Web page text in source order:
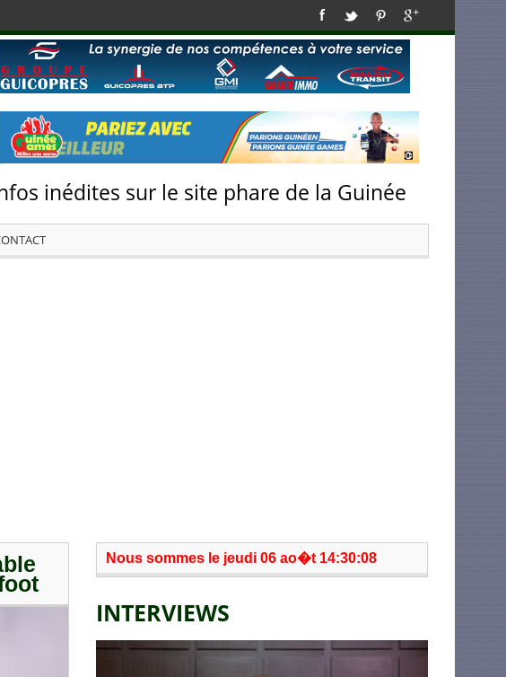
inédites sur le site phare de la Guinée
Nous sommes le jeudi 06 ao�t 14:30:08
INTERVIEWS